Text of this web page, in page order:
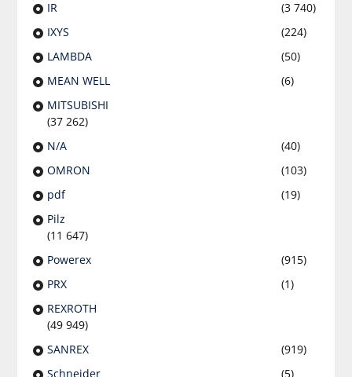
IR
(3 740)
IXYS
(224)
LAMBDA
(50)
MEAN WELL
(6)
MITSUBISHI
(37 262)
N/A
(40)
OMRON
(103)
pdf
(19)
Pilz
(11 647)
Powerex
(915)
PRX
(1)
REXROTH
(49 949)
SANREX
(919)
Schneider
(5)